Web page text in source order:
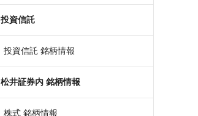
投資信託
投資信託 銘柄情報
松井証券内 銘柄情報
株式 銘柄情報